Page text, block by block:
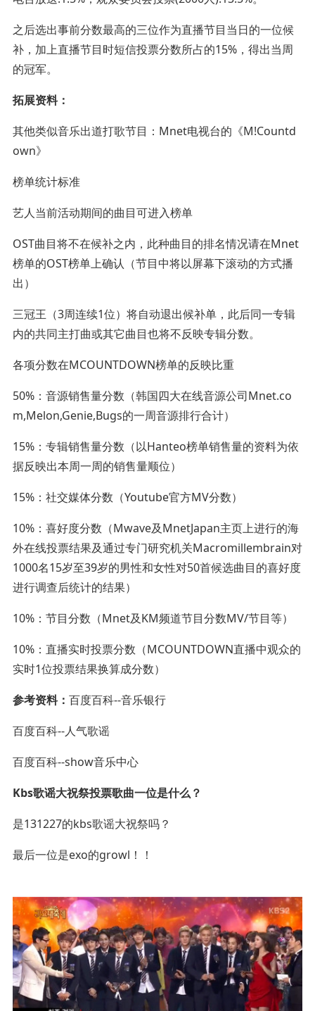
之后选出事前分数最高的三位作为直播节目当日的一位候
补，加上直播节目时短信投票分数所占的15%，得出当周
的冠军。
拓展资料：
其他类似音乐出道打歌节目：Mnet电视台的《M!Countd
own》
榜单统计标准
艺人当前活动期间的曲目可进入榜单
OST曲目将不在候补之内，此种曲目的排名情况请在Mnet
榜单的OST榜单上确认（节目中将以屏幕下滚动的方式播
出）
三冠王（3周连续1位）将自动退出候补单，此后同一专辑
内的共同主打曲或其它曲目也将不反映专辑分数。
各项分数在MCOUNTDOWN榜单的反映比重
50%：音源销售量分数（韩国四大在线音源公司Mnet.co
m,Melon,Genie,Bugs的一周音源排行合计）
15%：专辑销售量分数（以Hanteo榜单销售量的资料为依
据反映出本周一周的销售量顺位）
15%：社交媒体分数（Youtube官方MV分数）
10%：喜好度分数（Mwave及MnetJapan主页上进行的海
外在线投票结果及通过专门研究机关Macromillembrain对
1000名15岁至39岁的男性和女性对50首候选曲目的喜好度
进行调查后统计的结果）
10%：节目分数（Mnet及KM频道节目分数MV/节目等）
10%：直播实时投票分数（MCOUNTDOWN直播中观众的
实时1位投票结果换算成分数）
参考资料： 百度百科--音乐银行
百度百科--人气歌谣
百度百科--show音乐中心
Kbs歌谣大祝祭投票歌曲一位是什么？
是131227的kbs歌谣大祝祭吗？
最后一位是exo的growl！！